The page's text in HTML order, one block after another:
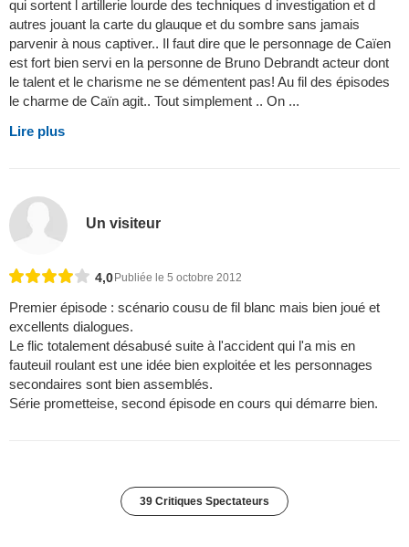
qui sortent l artillerie lourde des techniques d investigation et d
autres jouant la carte du glauque et du sombre sans jamais
parvenir à nous captiver.. Il faut dire que le personnage de Caïen
est fort bien servi en la personne de Bruno Debrandt acteur dont
le talent et le charisme ne se démentent pas! Au fil des épisodes
le charme de Caïn agit.. Tout simplement .. On ...
Lire plus
Un visiteur
4,0 Publiée le 5 octobre 2012
Premier épisode : scénario cousu de fil blanc mais bien joué et
excellents dialogues.
Le flic totalement désabusé suite à l'accident qui l'a mis en
fauteuil roulant est une idée bien exploitée et les personnages
secondaires sont bien assemblés.
Série prometteise, second épisode en cours qui démarre bien.
39 Critiques Spectateurs